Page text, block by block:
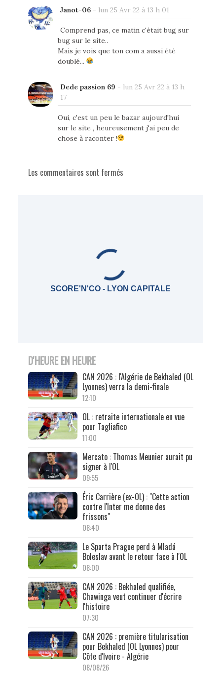
Janot-06- lun 25 Avr 22 à 13 h 01
Comprend pas, ce matin c'était bug sur
bug sur le site..
Mais je vois que ton com a aussi été
doublé...
Dede passion 69 - lun 25 Avr 22 à 13 h
17
Oui, c'est un peu le bazar aujourd'hui
sur le site , heureusement j'ai peu de
chose à raconter !
Les commentaires sont fermés
SCORE'N'CO - LYON CAPITALE
D'HEURE EN HEURE
CAN 2026 : l'Algérie de Bekhaled (OL
Lyonnes) verra la demi-finale
12:10
OL : retraite internationale en vue
pour Tagliafico
11:00
Mercato : Thomas Meunier aurait pu
signer à l'OL
09:55
Éric Carrière (ex-OL) : "Cette action
contre l'Inter me donne des
frissons"
08:40
Le Sparta Prague perd à Mladá
Boleslav avant le retour face à l'OL
08:00
CAN 2026 : Bekhaled qualifiée,
Chawinga veut continuer d'écrire
l'histoire
07:30
CAN 2026 : première titularisation
pour Bekhaled (OL Lyonnes) pour
Côte d'Ivoire - Algérie
08/08/26